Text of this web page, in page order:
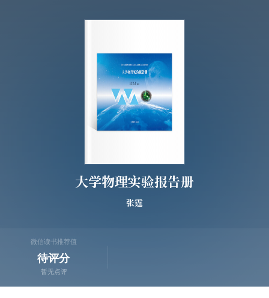
大学物理实验报告册
张霆
微信读书推荐值
待评分
暂无点评